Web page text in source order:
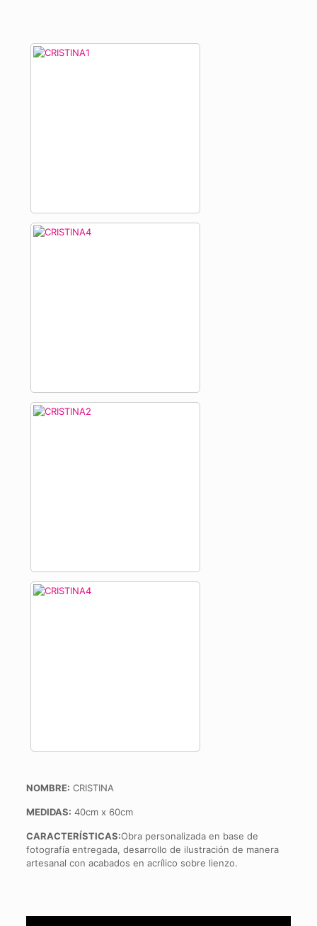
NOMBRE: CRISTINA
MEDIDAS: 40cm x 60cm
CARACTERÍSTICAS:Obra personalizada en base de
fotografía entregada, desarrollo de ilustración de manera
artesanal con acabados en acrílico sobre lienzo.